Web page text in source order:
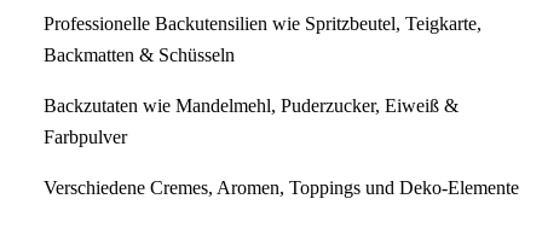
Professionelle Backutensilien wie Spritzbeutel, Teigkarte,
Backmatten & Schüsseln
Backzutaten wie Mandelmehl, Puderzucker, Eiweiß &
Farbpulver
Verschiedene Cremes, Aromen, Toppings und Deko-Elemente